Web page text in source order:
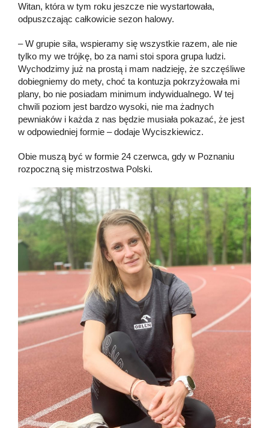
Witan, która w tym roku jeszcze nie wystartowała,
odpuszczając całkowicie sezon halowy.
– W grupie siła, wspieramy się wszystkie razem, ale nie
tylko my we trójkę, bo za nami stoi spora grupa ludzi.
Wychodzimy już na prostą i mam nadzieję, że szczęśliwe
dobiegniemy do mety, choć ta kontuzja pokrzyżowała mi
plany, bo nie posiadam minimum indywidualnego. W tej
chwili poziom jest bardzo wysoki, nie ma żadnych
pewniaków i każda z nas będzie musiała pokazać, że jest
w odpowiedniej formie – dodaje Wyciszkiewicz.
Obie muszą być w formie 24 czerwca, gdy w Poznaniu
rozpoczną się mistrzostwa Polski.